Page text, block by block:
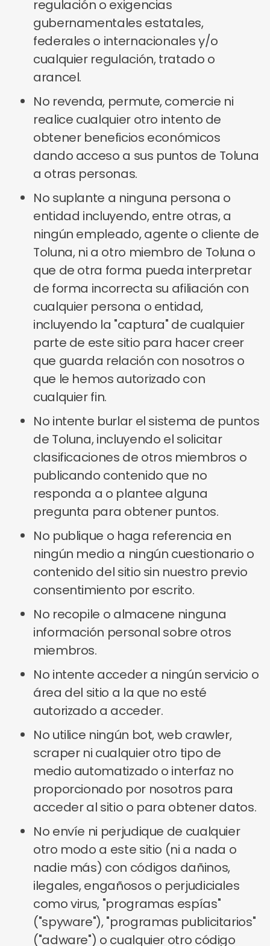
regulación o exigencias
gubernamentales estatales,
federales o internacionales y/o
cualquier regulación, tratado o
arancel.
No revenda, permute, comercie ni
realice cualquier otro intento de
obtener beneficios económicos
dando acceso a sus puntos de Toluna
a otras personas.
No suplante a ninguna persona o
entidad incluyendo, entre otras, a
ningún empleado, agente o cliente de
Toluna, ni a otro miembro de Toluna o
que de otra forma pueda interpretar
de forma incorrecta su afiliación con
cualquier persona o entidad,
incluyendo la "captura" de cualquier
parte de este sitio para hacer creer
que guarda relación con nosotros o
que le hemos autorizado con
cualquier fin.
No intente burlar el sistema de puntos
de Toluna, incluyendo el solicitar
clasificaciones de otros miembros o
publicando contenido que no
responda a o plantee alguna
pregunta para obtener puntos.
No publique o haga referencia en
ningún medio a ningún cuestionario o
contenido del sitio sin nuestro previo
consentimiento por escrito.
No recopile o almacene ninguna
información personal sobre otros
miembros.
No intente acceder a ningún servicio o
área del sitio a la que no esté
autorizado a acceder.
No utilice ningún bot, web crawler,
scraper ni cualquier otro tipo de
medio automatizado o interfaz no
proporcionado por nosotros para
acceder al sitio o para obtener datos.
No envíe ni perjudique de cualquier
otro modo a este sitio (ni a nada o
nadie más) con códigos dañinos,
ilegales, engañosos o perjudiciales
como virus, "programas espías"
("spyware"), "programas publicitarios"
("adware") o cualquier otro código